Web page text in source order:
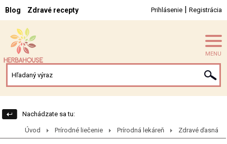
Blog Zdravé recepty Prihlásenie | Registrácia
MENU
Nachádzate sa tu:
Úvod Prírodné liečenie Prírodná lekáreň Zdravé ďasná